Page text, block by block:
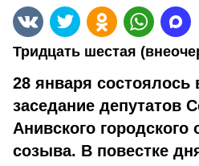
Тридцать шестая
28 января состоялось
заседание депутатов
Анивского городского
созыва. В повестке